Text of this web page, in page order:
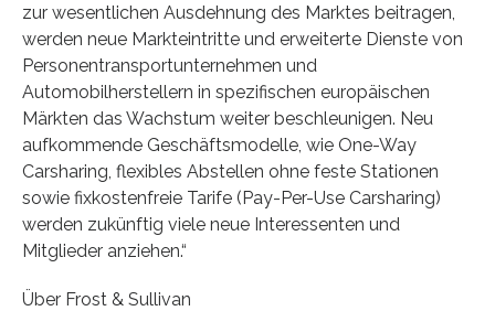
zur wesentlichen Ausdehnung des Marktes beitragen,
werden neue Markteintritte und erweiterte Dienste von
Personentransportunternehmen und
Automobilherstellern in spezifischen europäischen
Märkten das Wachstum weiter beschleunigen. Neu
aufkommende Geschäftsmodelle, wie One-Way
Carsharing, flexibles Abstellen ohne feste Stationen
sowie fixkostenfreie Tarife (Pay-Per-Use Carsharing)
werden zukünftig viele neue Interessenten und
Mitglieder anziehen.“
Über Frost & Sullivan